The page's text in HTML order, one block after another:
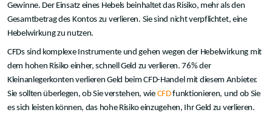
Gewinne. Der Einsatz eines Hebels beinhaltet das Risiko, mehr als den
Gesamtbetrag des Kontos zu verlieren. Sie sind nicht verpflichtet, eine
Hebelwirkung zu nutzen.
CFDs sind komplexe Instrumente und gehen wegen der Hebelwirkung mit
dem hohen Risiko einher, schnell Geld zu verlieren. 76% der
Kleinanlegerkonten verlieren Geld beim CFD-Handel mit diesem Anbieter.
Sie sollten überlegen, ob Sie verstehen, wie CFDfunktionieren, und ob Sie
es sich leisten können, das hohe Risiko einzugehen, Ihr Geld zu verlieren.